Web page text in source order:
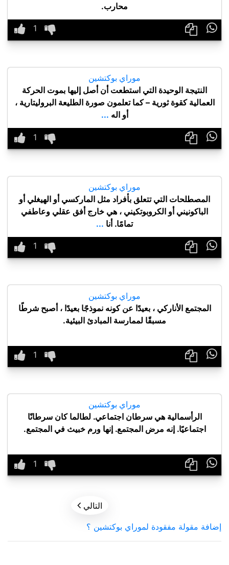
محارب.

موراي بوكتشين
النتيجة الوحيدة التي استطعت أن أصل إليها بموت الحركة
العمالية كقوة ثورية – كما تعلمون صورة الطليعة البروليتارية ،
أو اله ...

موراي بوكتشين
المصطلحات التي تتعلق بأفراد مثل الماركسي أو الهيغلي أو
الباكونيني أو الكروبوتكيني ، هي خارج أفق عقلي وعاطفي
تمامًا. أنا ...

موراي بوكتشين
المجتمع الأناركي ، بعيدًا عن كونه نموذجًا بعيدًا ، أصبح شرطًا
مسبقًا لممارسة المبادئ البيئية.

موراي بوكتشين
الرأسمالية هي سرطان اجتماعي. لطالما كان سرطانًا
اجتماعيًا. إنه مرض المجتمع. إنها ورم خبيث في المجتمع.

التالي 
إضافة مقولة مفقودة لموراي بوكتشين ؟